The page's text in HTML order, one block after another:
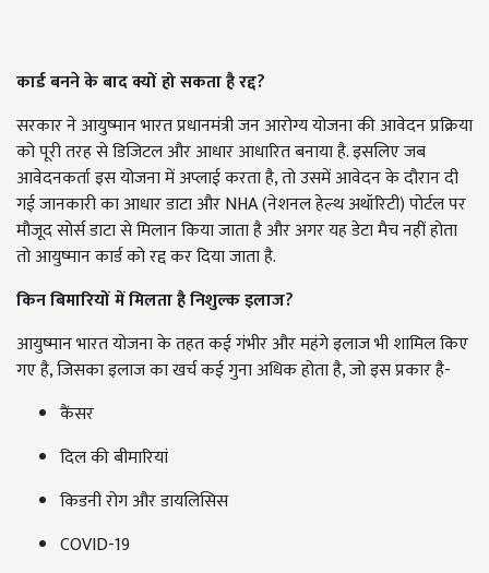
कार्ड बनने के बाद क्यों हो सकता है रद्द?
सरकार ने आयुष्मान भारत प्रधानमंत्री जन आरोग्य योजना की आवेदन प्रक्रिया
को पूरी तरह से डिजिटल और आधार आधारित बनाया है. इसलिए जब
आवेदनकर्ता इस योजना में अप्लाई करता है, तो उसमें आवेदन के दौरान दी
गई जानकारी का आधार डाटा और NHA (नेशनल हेल्थ अथॉरिटी) पोर्टल पर
मौजूद सोर्स डाटा से मिलान किया जाता है और अगर यह डेटा मैच नहीं होता
तो आयुष्मान कार्ड को रद्द कर दिया जाता है.
किन बिमारियों में मिलता है निशुल्क इलाज?
आयुष्मान भारत योजना के तहत कई गंभीर और महंगे इलाज भी शामिल किए
गए है, जिसका इलाज का खर्च कई गुना अधिक होता है, जो इस प्रकार है-
कैंसर
दिल की बीमारियां
किडनी रोग और डायलिसिस
COVID-19